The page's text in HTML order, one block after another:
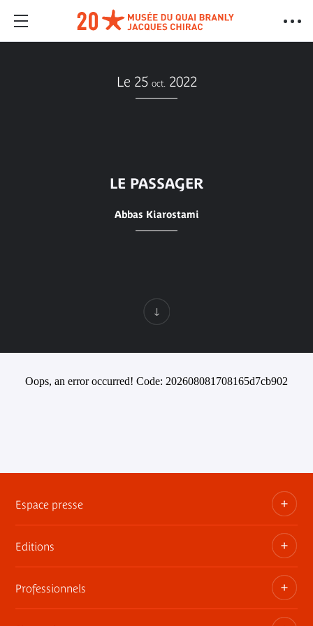
Le 25 oct. 2022
LE PASSAGER
Abbas Kiarostami
Oops, an error occurred! Code: 202608081708165d7cb902
Espace presse
Dossiers, communiqués, bandes annonces
Contact presse
Editions
Les publications du musée
Professionnels